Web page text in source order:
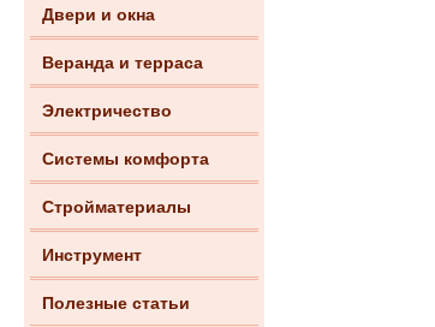
Двери и окна
Веранда и терраса
Электричество
Системы комфорта
Стройматериалы
Инструмент
Полезные статьи